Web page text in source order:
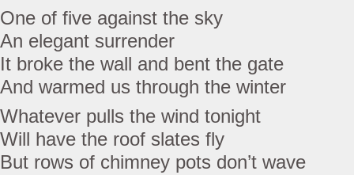
One of five against the sky
An elegant surrender
It broke the wall and bent the gate
And warmed us through the winter
Whatever pulls the wind tonight
Will have the roof slates fly
But rows of chimney pots don’t wave